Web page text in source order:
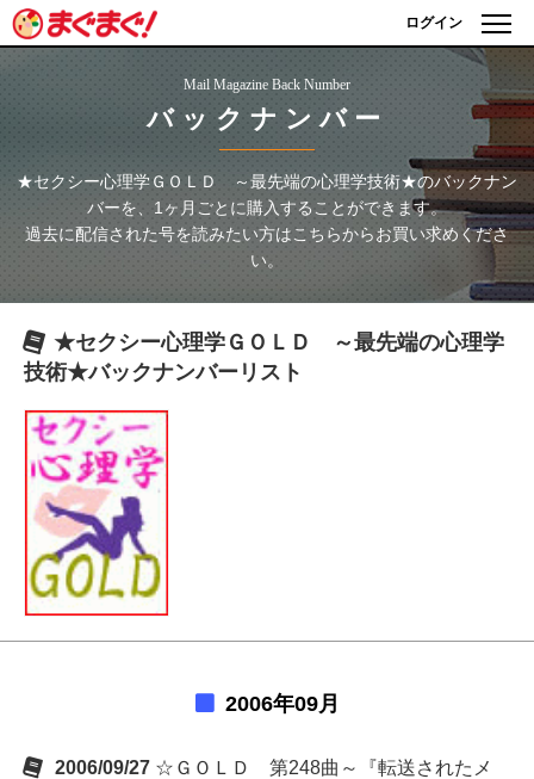
ログイン
Mail Magazine Back Number
バックナンバー
★セクシー心理学ＧＯＬＤ ～最先端の心理学技術★のバックナン
バーを、1ヶ月ごとに購入することができます。
過去に配信された号を読みたい方はこちらからお買い求めくださ
い。
★セクシー心理学ＧＯＬＤ ～最先端の心理学
技術★バックナンバーリスト
2006年09月
2006/09/27 ☆ＧＯＬＤ 第248曲～『転送されたメ